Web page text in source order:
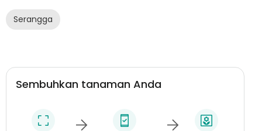
Serangga
Sembuhkan tanaman Anda